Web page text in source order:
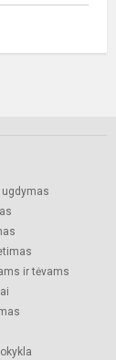
ugdymas
ir tėvams